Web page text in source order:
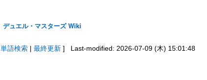
デュエル・マスターズ Wiki
単語検索| 最終更新] Last-modified: 2026-07-09 (木) 15:01:48